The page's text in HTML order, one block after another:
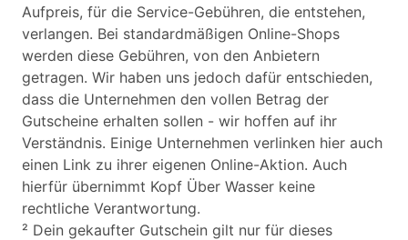
Aufpreis, für die Service-Gebühren, die entstehen,
verlangen. Bei standardmäßigen Online-Shops
werden diese Gebühren, von den Anbietern
getragen. Wir haben uns jedoch dafür entschieden,
dass die Unternehmen den vollen Betrag der
Gutscheine erhalten sollen - wir hoffen auf ihr
Verständnis. Einige Unternehmen verlinken hier auch
einen Link zu ihrer eigenen Online-Aktion. Auch
hierfür übernimmt Kopf Über Wasser keine
rechtliche Verantwortung.
² Dein gekaufter Gutschein gilt nur für dieses